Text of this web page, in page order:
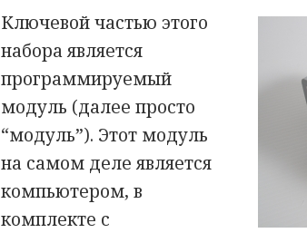
Ключевой частью этого
набора является
программируемый
модуль (далее просто
“модуль”). Этот модуль
на самом деле является
компьютером, в
комплекте с